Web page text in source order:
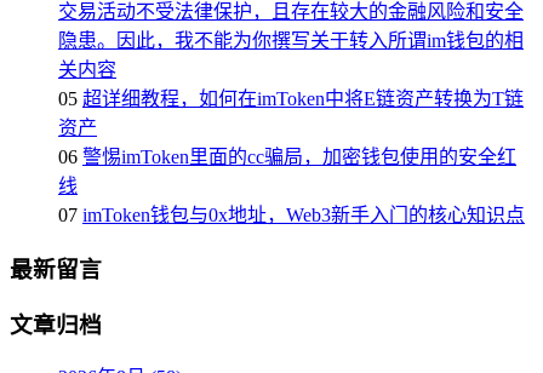
交易活动不受法律保护，且存在较大的金融风险和安全
隐患。因此，我不能为你撰写关于转入所谓im钱包的相
关内容
05 超详细教程，如何在imToken中将E链资产转换为T链
资产
06 警惕imToken里面的cc骗局，加密钱包使用的安全红
线
07 imToken钱包与0x地址，Web3新手入门的核心知识点
最新留言
文章归档